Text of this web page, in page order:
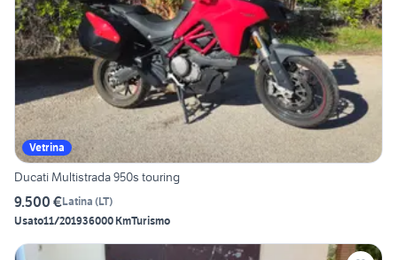
Vetrina
Ducati Multistrada 950s touring
9.500 €Latina (LT)
Usato11/201936000 KmTurismo